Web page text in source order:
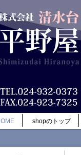
shopのトップ